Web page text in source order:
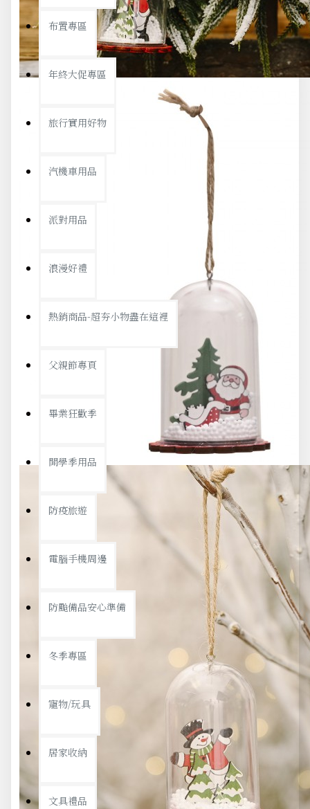
布置專區
年終大促專區
旅行實用好物
汽機車用品
派對用品
浪漫好禮
熱銷商品-超夯小物盡在這裡
父親節專頁
畢業狂歡季
開學季用品
防疫旅遊
電腦手機周邊
防颱備品安心準備
冬季專區
寵物/玩具
居家收納
文具禮品